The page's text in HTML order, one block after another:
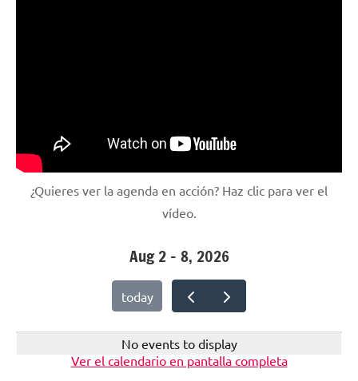
¿Quieres ver la agenda en acción? Haz clic para ver el
vídeo.
Aug 2 – 8, 2026
today
No events to display
Ver el calendario en pantalla completa